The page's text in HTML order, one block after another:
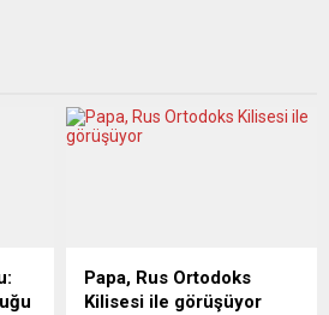
Papa, Rus Ortodoks
Kilisesi ile görüşüyor